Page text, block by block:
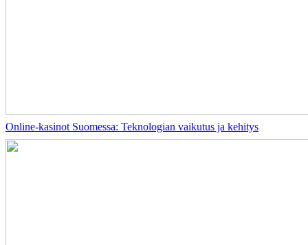
Online-kasinot Suomessa: Teknologian vaikutus ja kehitys